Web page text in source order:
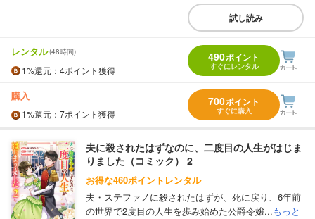
試し読み
レンタル(48時間)
1%還元 ：4ポイント獲得
490ポイント
すぐにレンタル
購入
1%還元 ：7ポイント獲得
700ポイント
すぐに購入
夫に殺されたはずなのに、二度目の人生がはじま
りました（コミック） 2
お得な460ポイントレンタル
夫・ステファノに殺されたはずが、死に戻り、6年前
の世界で2度目の人生を歩み始めた公爵令嬢...もっと